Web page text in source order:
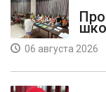
06 августа 2026